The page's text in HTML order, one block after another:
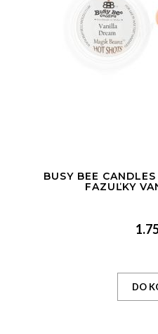
BUSY BEE
FAZUĽKY